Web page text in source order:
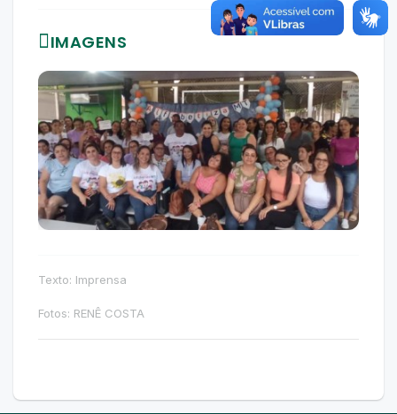
IMAGENS
Texto: Imprensa
Fotos: RENÊ COSTA